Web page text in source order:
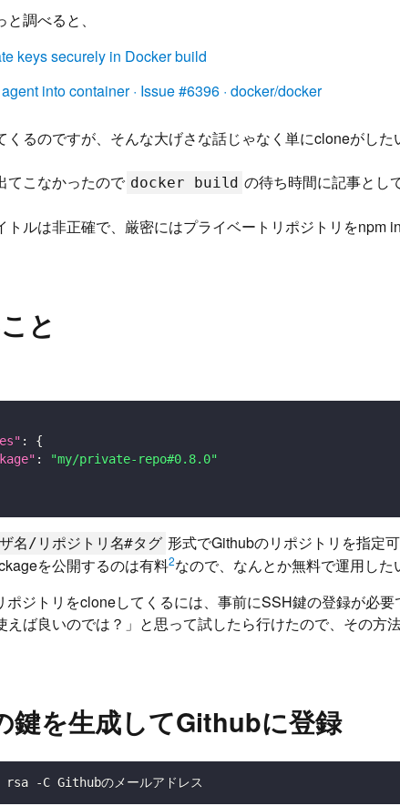
調べると、
keys securely in Docker build
into container · Issue #6396 · docker/docker
くるのですが、そんな大げさな話じゃなく単にcloneがした
てこなかったので docker build の待ち時間に記事とし
トルは非正確で、厳密にはプライベートリポジトリをnpm
と
:
{
:
"my/private-repo#0.8.0"
名/リポジトリ名#タグ 形式でGithubのリポジトリを指定
を公開するのは有料2なので、なんとか無料で運用した
ジトリをcloneしてくるには、事前にSSH鍵の登録が必要
えば良いのでは？」と思って試したら行けたので、その方
鍵を生成してGithubに登録
-C Githubのメールアドレス